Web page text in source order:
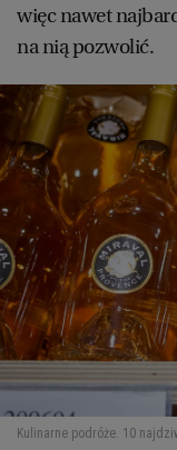
więc nawet
na nią pozwolić.
Kulinarne podróże. 10